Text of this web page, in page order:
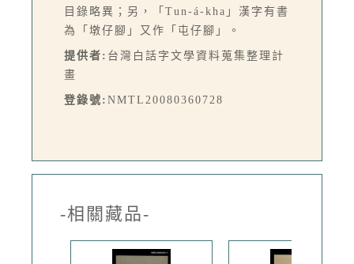
目錄略異；另，「Tun-á-kha」漢字有書
為「墩仔腳」又作「屯仔腳」。
提供者: 台灣白話字文學資料蒐集整理計
畫
登錄號: NMTL20080360728
-相關藏品-